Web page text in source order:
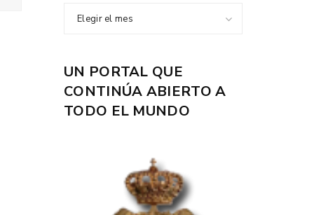
Elegir el mes
UN PORTAL QUE
CONTINÚA ABIERTO A
TODO EL MUNDO